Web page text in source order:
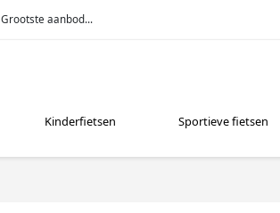
Grootste aanbod...
Kinderfietsen Sportieve fietsen